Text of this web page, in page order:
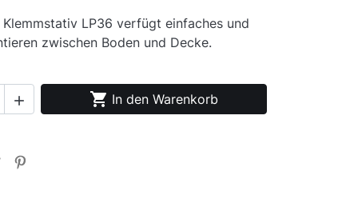
Klemmstativ LP36 verfügt einfaches und
zwischen Boden und Decke.
  In den Warenkorb